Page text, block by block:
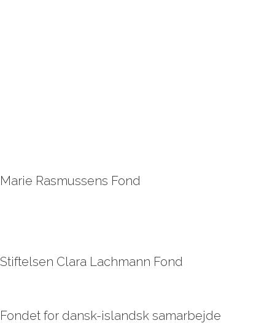
Marie Rasmussens Fond
Stiftelsen Clara Lachmann Fond
Fondet for dansk-islandsk samarbejde